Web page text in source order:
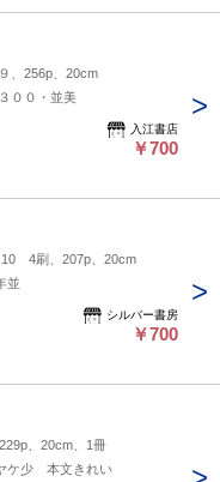
、256p、20cm
００・並美
入江書店
￥700
4刷、207p、20cm
並
シルバー書房
￥700
、20cm、1冊
少 本文きれい